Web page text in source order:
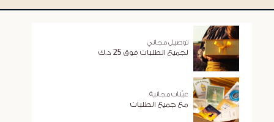
توصيل مجاني
لجميع الطلبات فوق 25 د.ك
عيّنات مجانية
مع جميع الطلبات